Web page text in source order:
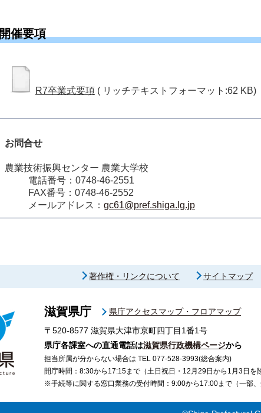
開催要項
R7卒業式要項 ( リッチテキストフォーマット:62 KB)
お問合せ
農業技術振興センター 農業大学校
電話番号：0748-46-2551
FAX番号：0748-46-2552
メールアドレス： gc61@pref.shiga.lg.jp
著作権・リンクについて サイトマップ
滋賀県庁
県庁アクセスマップ・フロアマップ
〒520-8577 滋賀県大津市京町四丁目1番1号
県庁各課室への直通電話は滋賀県行政機構ページから
担当所属が分からない場合は TEL 077-528-3993(総合案内)
開庁時間：8:30から17:15まで（土日祝日・12月29日から1月3日を
※手続等に関する窓口業務の受付時間：9:00から17:00まで（一部